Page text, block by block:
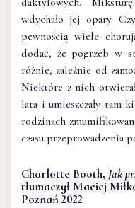
wdychało jej opary.
pewnością wiele
dodać, że pogrzeb w
różnie, zależnie od
Niektóre z nich
lata i umieszczały tam
rodzinach
czasu przeprowadzenia
Charlotte Booth, Jak
tłumaczył Maciej
Poznań 2022